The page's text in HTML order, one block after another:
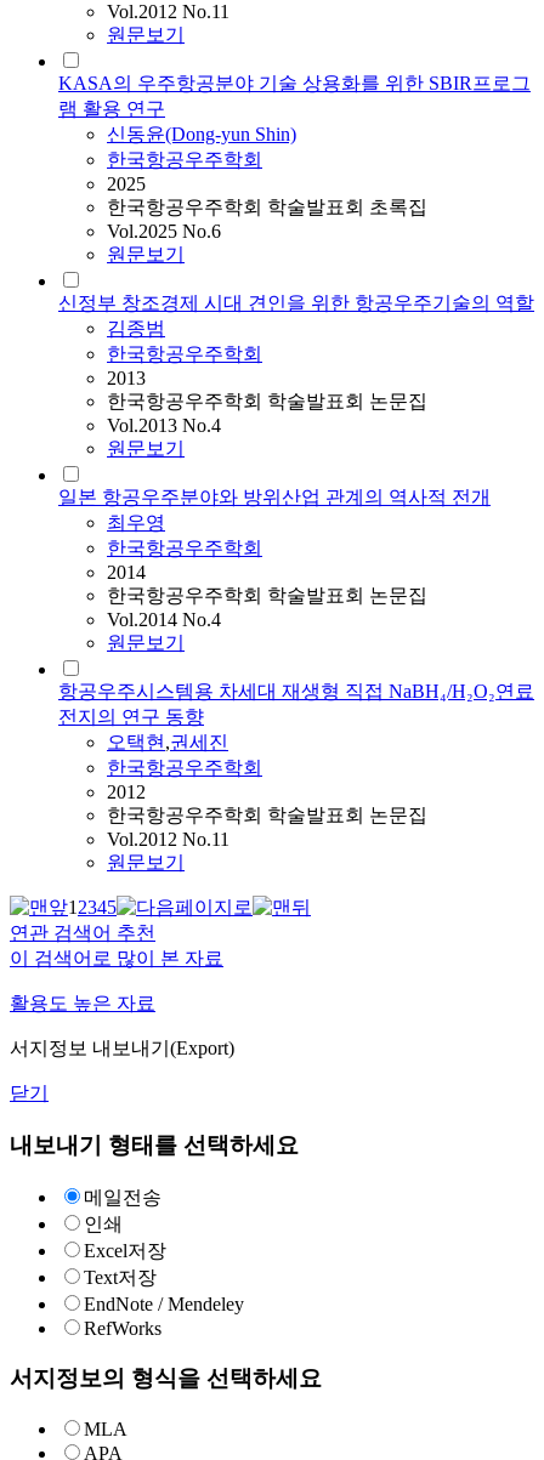
Vol.2012 No.11
원문보기
KASA의 우주항공분야 기술 상용화를 위한 SBIR프로그
램 활용 연구
신동윤(Dong-yun Shin)
한국항공우주학회
2025
한국항공우주학회 학술발표회 초록집
Vol.2025 No.6
원문보기
신정부 창조경제 시대 견인을 위한 항공우주기술의 역할
김종범
한국항공우주학회
2013
한국항공우주학회 학술발표회 논문집
Vol.2013 No.4
원문보기
일본 항공우주분야와 방위산업 관계의 역사적 전개
최우영
한국항공우주학회
2014
한국항공우주학회 학술발표회 논문집
Vol.2014 No.4
원문보기
항공우주시스템용 차세대 재생형 직접 NaBH₄/H₂O₂연료
전지의 연구 동향
오택현,권세진
한국항공우주학회
2012
한국항공우주학회 학술발표회 논문집
Vol.2012 No.11
원문보기
12345
연관 검색어 추천
이 검색어로 많이 본 자료
활용도 높은 자료
서지정보 내보내기(Export)
닫기
내보내기 형태를 선택하세요
메일전송
인쇄
Excel저장
Text저장
EndNote / Mendeley
RefWorks
서지정보의 형식을 선택하세요
MLA
APA